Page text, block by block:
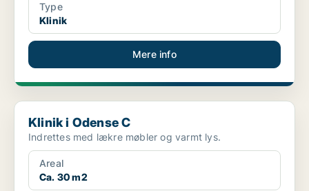
Type
Klinik
Mere info
Klinik i Odense C
Klinik i Odense C
Indrettes med lækre møbler og varmt lys.
Areal
Ca. 30 m2